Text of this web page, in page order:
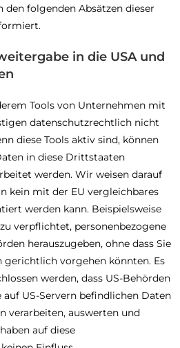
folgenden Absätzen dieser
in die USA und
Tools von Unternehmen mit
datenschutzrechtlich nicht
diese Tools aktiv sind, können
in diese Drittstaaten
werden. Wir weisen darauf
kein mit der EU vergleichbares
werden kann. Beispielsweise
verpflichtet, personenbezogene
herauszugeben, ohne dass Sie
vorgehen könnten. Es
werden, dass US-Behörden
auf US-Servern befindlichen Daten
verarbeiten, auswerten und
auf diese